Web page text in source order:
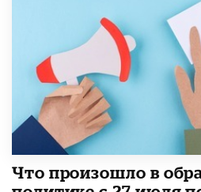
​Что произошло в